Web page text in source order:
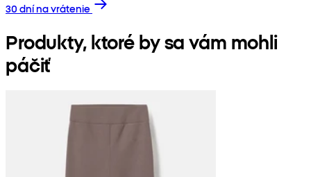
30 dní na vrátenie
Produkty, ktoré by sa vám mohli
páčiť